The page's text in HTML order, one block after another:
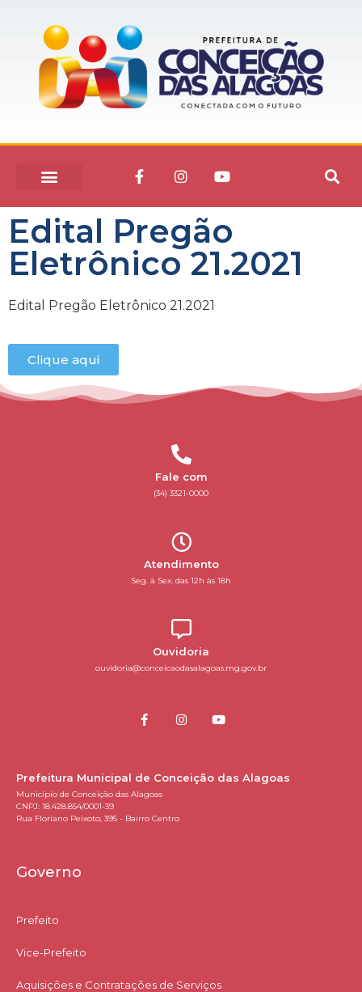
Edital Pregão
Eletrônico 21.2021
Edital Pregão Eletrônico 21.2021
Clique aqui
Fale com
(34) 3321-0000
Atendimento
Seg. à Sex. das 12h às 18h
Ouvidoria
ouvidoria@conceicaodasalagoas.mg.gov.br
Prefeitura Municipal de Conceição das Alagoas
Município de Conceição das Alagoas
CNPJ: 18.428.854/0001-39
Rua Floriano Peixoto, 395 - Bairro Centro
Governo
Prefeito
Vice-Prefeito
Aquisições e Contratações de Serviços​